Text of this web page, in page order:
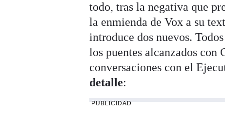
todo, tras la negativa que
la enmienda de Vox a su
introduce dos nuevos.
los puentes alcanzados
conversaciones con el
detalle:
PUBLICIDAD